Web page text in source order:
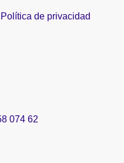
Política de privacidad
074 62